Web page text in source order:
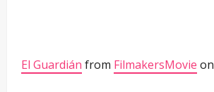
El Guardián from FilmakersMovie on